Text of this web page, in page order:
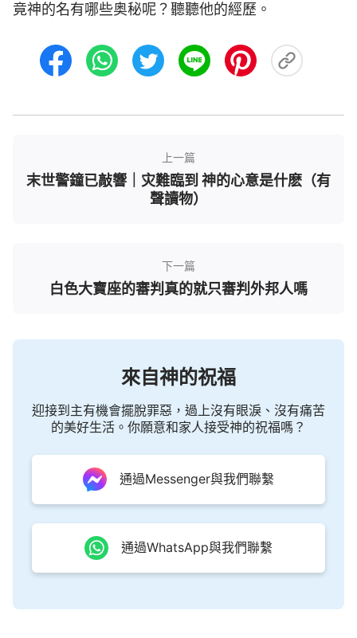
竟神的名有哪些奥秘呢？聽聽他的經歷。
上一篇
末世警鐘已敲響｜灾難臨到 神的心意是什麽（有
聲讀物）
下一篇
白色大寶座的審判真的就只審判外邦人嗎
來自神的祝福
迎接到主有機會擺脫罪惡，過上沒有眼淚、沒有痛苦
的美好生活。你願意和家人接受神的祝福嗎？
通過Messenger與我們聯繫
通過WhatsApp與我們聯繫